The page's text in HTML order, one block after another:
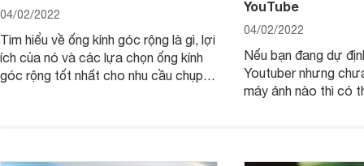
04/02/2022
Tìm hiểu về ống kính góc rộng là gì, lợi
ích của nó và các lựa chọn ống kính
góc rộng tốt nhất cho nhu cầu chụp
YouTube
04/02/2022
Nếu bạn đang dự
Youtuber nhưng
máy ảnh nào thì có